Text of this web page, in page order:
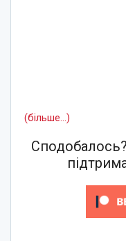
(більше…)